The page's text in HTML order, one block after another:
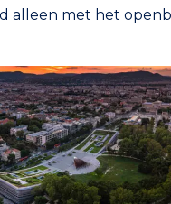
alleen met het